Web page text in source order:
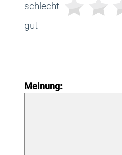
schlecht
gut
Meinung: